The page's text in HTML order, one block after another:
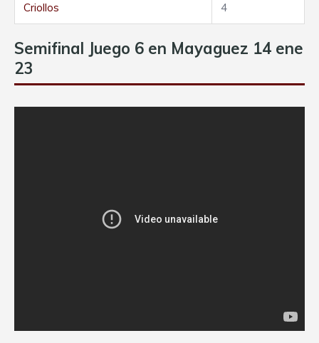
Criollos 4
Semifinal Juego 6 en Mayaguez 14 ene
23